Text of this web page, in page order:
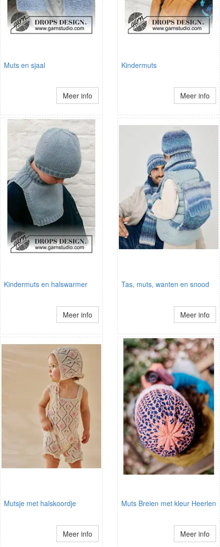
Muts en sjaal
Meer info
Kindermuts
Meer info
Kindermuts en halswarmer
Meer info
Tas, muts, wanten en snood
Meer info
Mutsje met halskoordje
Meer info
Muts Breien met kleur Heerlen
Meer info